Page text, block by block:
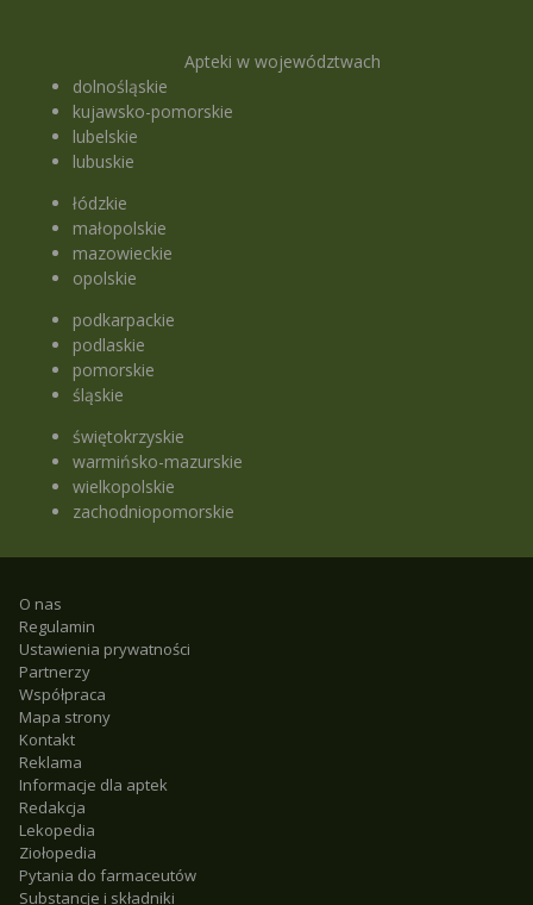
Apteki w województwach
dolnośląskie
kujawsko-pomorskie
lubelskie
lubuskie
łódzkie
małopolskie
mazowieckie
opolskie
podkarpackie
podlaskie
pomorskie
śląskie
świętokrzyskie
warmińsko-mazurskie
wielkopolskie
zachodniopomorskie
O nas
Regulamin
Ustawienia prywatności
Partnerzy
Współpraca
Mapa strony
Kontakt
Reklama
Informacje dla aptek
Redakcja
Lekopedia
Ziołopedia
Pytania do farmaceutów
Substancje i składniki